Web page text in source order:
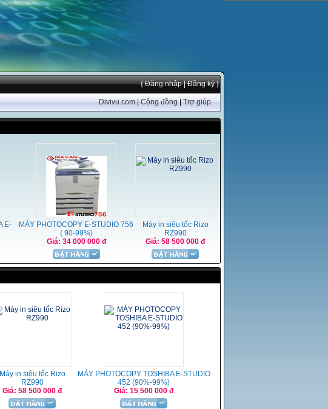
{ Đăng nhập| Đăng ký }
Divivu.com|Cộng đồng|Trợ giúp
E-
MÁY PHOTOCOPY E-STUDIO 756
( 90-99%)
Giá: 34 000 000 đ
Máy in siêu tốc Rizo
RZ990
Giá: 58 500 000 đ
Máy in siêu tốc Rizo
RZ990
Giá: 58 500 000 đ
MÁY PHOTOCOPY TOSHIBA E-STUDIO
452 (90%-99%)
Giá: 15 500 000 đ